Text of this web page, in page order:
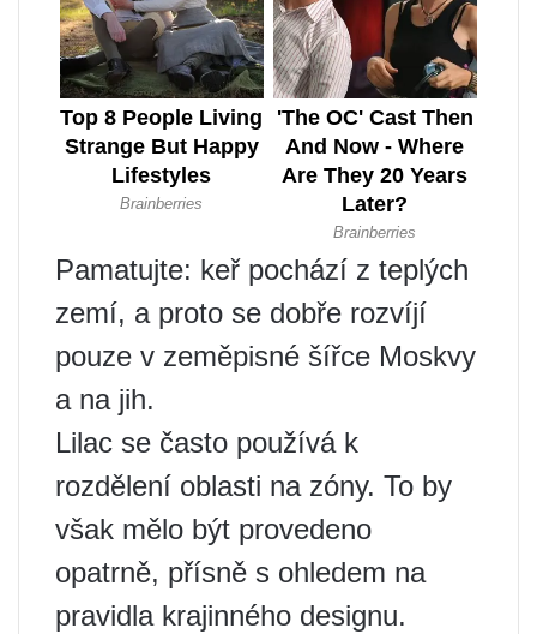
Pamatujte: keř pochází z teplých
zemí, a proto se dobře rozvíjí
pouze v zeměpisné šířce Moskvy
a na jih.
Lilac se často používá k
rozdělení oblasti na zóny. To by
však mělo být provedeno
opatrně, přísně s ohledem na
pravidla krajinného designu.